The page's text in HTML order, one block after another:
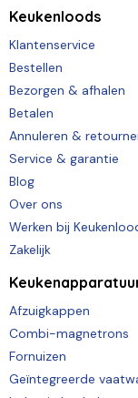
Keukenloods
Klantenservice
Bestellen
Bezorgen & afhalen
Betalen
Annuleren &
Service & garantie
Blog
Over ons
Werken bij
Zakelijk
Afzuigkappen
Combi-magnetrons
Fornuizen
Geïntegreerde